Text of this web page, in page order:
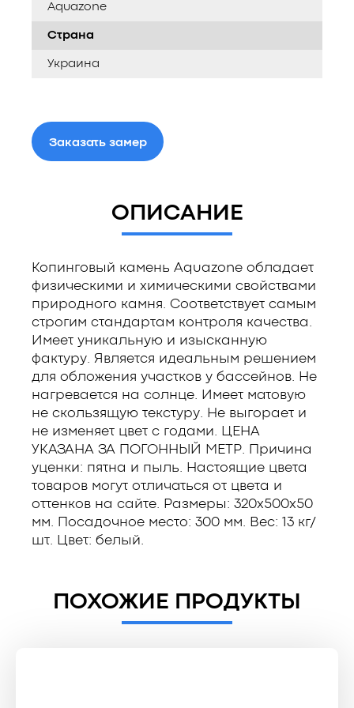
Aquazone
Страна
Украина
Заказать замер
ОПИСАНИЕ
Копинговый камень Aquazone обладает
физическими и химическими свойствами
природного камня. Соответствует самым
строгим стандартам контроля качества.
Имеет уникальную и изысканную
фактуру. Является идеальным решением
для обложения участков у бассейнов. Не
нагревается на солнце. Имеет матовую
не скользящую текстуру. Не выгорает и
не изменяет цвет с годами. ЦЕНА
УКАЗАНА ЗА ПОГОННЫЙ МЕТР. Причина
уценки: пятна и пыль. Настоящие цвета
товаров могут отличаться от цвета и
оттенков на сайте. Размеры: 320x500x50
мм. Посадочное место: 300 мм. Вес: 13 кг/
шт. Цвет: белый.
ПОХОЖИЕ ПРОДУКТЫ